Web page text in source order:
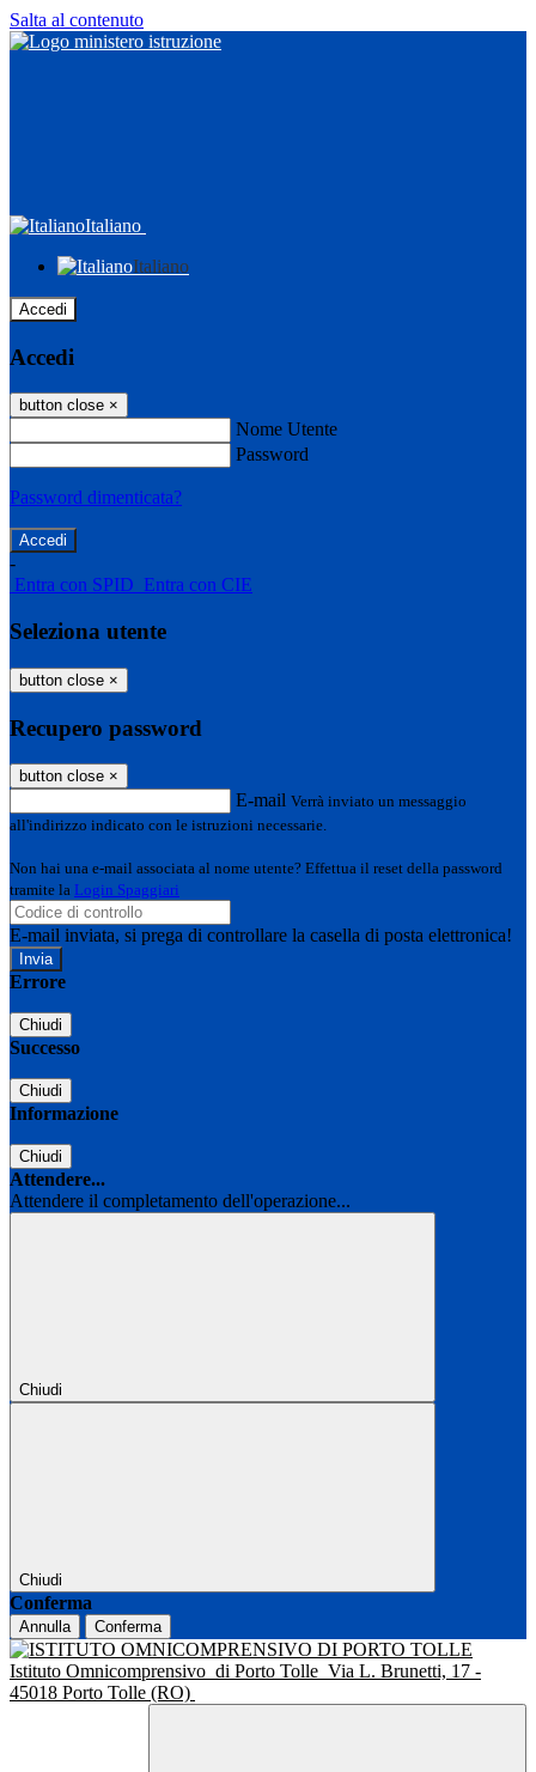
Salta al contenuto
Italiano
Italiano
Accedi
Accedi
button close ×
Nome Utente
Password
Password dimenticata?
-
Entra con SPID Entra con CIE
Seleziona utente
button close ×
Recupero password
button close ×
E-mail Verrà inviato un messaggio
all'indirizzo indicato con le istruzioni necessarie.
Non hai una e-mail associata al nome utente? Effettua il reset della password
tramite la Login Spaggiari
E-mail inviata, si prega di controllare la casella di posta elettronica!
Errore
Chiudi
Successo
Chiudi
Informazione
Chiudi
Attendere...
Attendere il completamento dell'operazione...
Chiudi
Chiudi
Conferma
Annulla Conferma
Istituto Omnicomprensivo di Porto Tolle Via L. Brunetti, 17 -
45018 Porto Tolle (RO)